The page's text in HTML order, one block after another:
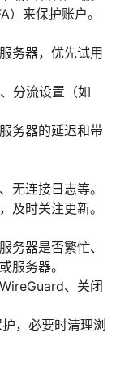
来保护账户。
务器，优先试用
分流设置（如
务器的延迟和带
无连接日志等。
及时关注更新。
务器是否繁忙、
服务器。
、关闭
，必要时清理浏